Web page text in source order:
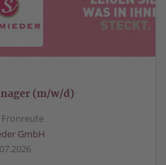
(m/w/d)
Fronreute
GmbH